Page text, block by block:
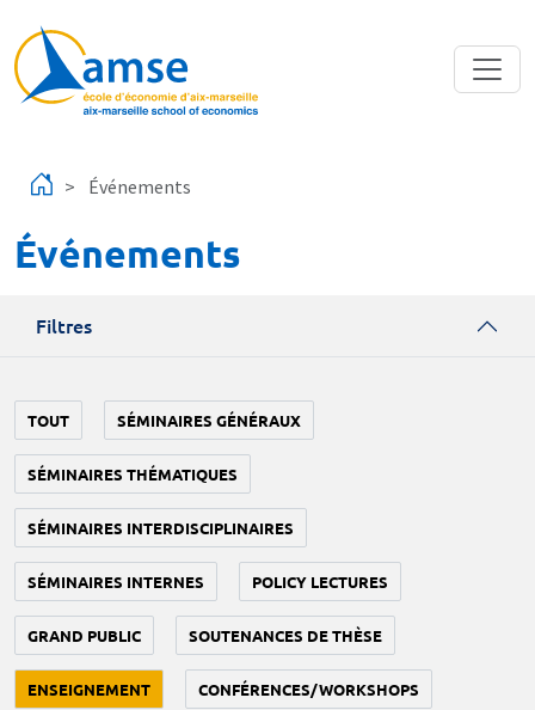
Événements
Événements
Filtres
TOUT SÉMINAIRES GÉNÉRAUX
SÉMINAIRES THÉMATIQUES
SÉMINAIRES INTERDISCIPLINAIRES
SÉMINAIRES INTERNES POLICY LECTURES
GRAND PUBLIC SOUTENANCES DE THÈSE
ENSEIGNEMENT CONFÉRENCES/WORKSHOPS